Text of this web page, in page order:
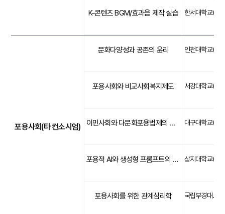
K-콘텐츠 BGM/효과음 제작 실습
포용사회(타 컨소시엄)
문화다양성과 공존의 윤리
포용사회와 비교사회복지제도
이민사회와 다문화포용법제의 이해
포용적 AI와 생성형 프롬프트의 이해
포용사회를 위한 관계심리학 국립부경대학교(포용)